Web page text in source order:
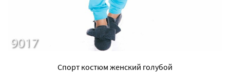
Спорт костюм женский голубой